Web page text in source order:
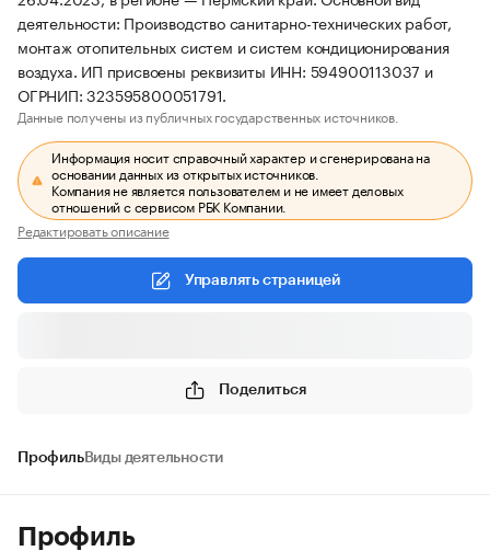
деятельности: Производство санитарно-технических работ,
монтаж отопительных систем и систем кондиционирования
воздуха. ИП присвоены реквизиты ИНН: 594900113037 и
ОГРНИП: 323595800051791.
Данные получены из публичных государственных источников.
Информация носит справочный характер и сгенерирована на
основании данных из открытых источников.
Компания не является пользователем и не имеет деловых
отношений с сервисом РБК Компании.
Редактировать описание
Управлять страницей
Поделиться
ПрофильВиды деятельности
Профиль